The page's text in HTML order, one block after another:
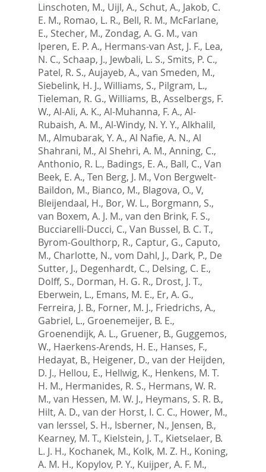
Linschoten, M., Uijl, A., Schut, A., Jakob, C.
E. M., Romao, L. R., Bell, R. M., McFarlane,
E., Stecher, M., Zondag, A. G. M., van
Iperen, E. P. A., Hermans-van Ast, J. F., Lea,
N. C., Schaap, J., Jewbali, L. S., Smits, P. C.,
Patel, R. S., Aujayeb, A., van Smeden, M.,
Siebelink, H. J., Williams, S., Pilgram, L.,
Tieleman, R. G., Williams, B., Asselbergs, F.
W., Al-Ali, A. K., Al-Muhanna, F. A., Al-
Rubaish, A. M., Al-Windy, N. Y. Y., Alkhalil,
M., Almubarak, Y. A., Al Nafie, A. N., Al
Shahrani, M., Al Shehri, A. M., Anning, C.,
Anthonio, R. L., Badings, E. A., Ball, C., Van
Beek, E. A., Ten Berg, J. M., Von Bergwelt-
Baildon, M., Bianco, M., Blagova, O., V,
Bleijendaal, H., Bor, W. L., Borgmann, S.,
van Boxem, A. J. M., van den Brink, F. S.,
Bucciarelli-Ducci, C., Van Bussel, B. C. T.,
Byrom-Goulthorp, R., Captur, G., Caputo,
M., Charlotte, N., vom Dahl, J., Dark, P., De
Sutter, J., Degenhardt, C., Delsing, C. E.,
Dolff, S., Dorman, H. G. R., Drost, J. T.,
Eberwein, L., Emans, M. E., Er, A. G.,
Ferreira, J. B., Forner, M. J., Friedrichs, A.,
Gabriel, L., Groenemeijer, B. E.,
Groenendijk, A. L., Gruener, B., Guggemos,
W., Haerkens-Arends, H. E., Hanses, F.,
Hedayat, B., Heigener, D., van der Heijden,
D. J., Hellou, E., Hellwig, K., Henkens, M. T.
H. M., Hermanides, R. S., Hermans, W. R.
M., van Hessen, M. W. J., Heymans, S. R. B.,
Hilt, A. D., van der Horst, I. C. C., Hower, M.,
van Ierssel, S. H., Isberner, N., Jensen, B.,
Kearney, M. T., Kielstein, J. T., Kietselaer, B.
L. J. H., Kochanek, M., Kolk, M. Z. H., Koning,
A. M. H., Kopylov, P. Y., Kuijper, A. F. M.,